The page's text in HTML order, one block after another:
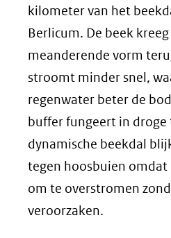
kilometer van het
Berlicum. De beek
meanderende vorm
stroomt minder snel,
regenwater beter de
buffer fungeert in
dynamische beekdal
tegen hoosbuien
om te overstromen
veroorzaken.